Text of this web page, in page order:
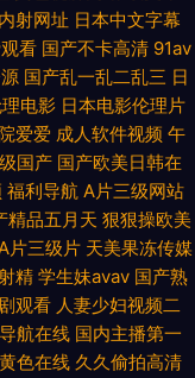
精品 另类伊人vv 无码熟
操逼视频网 97亚洲精品
精品香蕉国产 人人爱肏
老司机草 影音先锋97干
场 韩国av久久 青娱乐
航 日本涩视频 3级片视频
射网址 日本中文字幕
看 国产不卡高清 91av
国产乱一乱二乱三 日
电影 日本电影伦理片
爱爱 成人软件视频 午
国产 国产欧美日韩在
福利导航 A片三级网站
精品五月天 狠狠操欧美
片三级片 天美果冻传媒
精 学生妹avav 国产熟
观看 人妻少妇视频二
航在线 国内主播第一
色在线 久久偷拍高清